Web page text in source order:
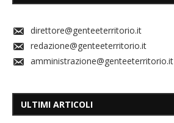
direttore@genteeterritorio.it
redazione@genteeterritorio.it
amministrazione@genteeterritorio.it
ULTIMI ARTICOLI